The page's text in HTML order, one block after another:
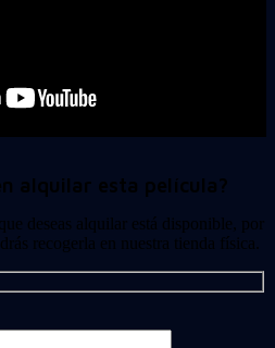
alquilar esta película?
deseas alquilar está disponible, por
recogerla en nuestra tienda física.